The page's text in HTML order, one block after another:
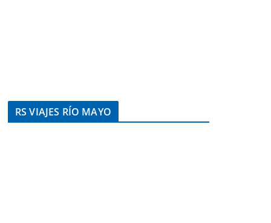
RS VIAJES RÍO MAYO